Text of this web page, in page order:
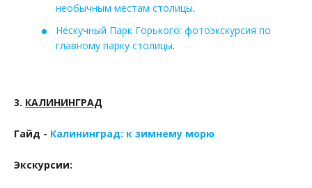
необычным местам столицы.
Нескучный Парк Горького: фотоэкскурсия по
главному парку столицы.
3. КАЛИНИНГРАД
Гайд - Калининград: к зимнему морю
Экскурсии: